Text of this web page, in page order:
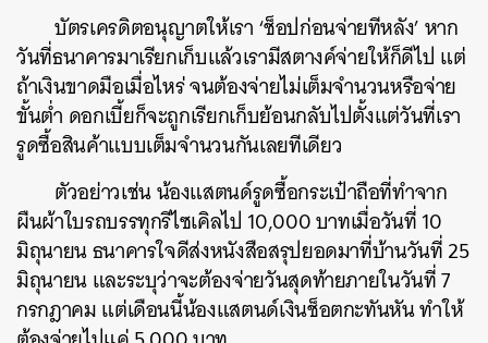
บัตรเครดิตอนุญาตให้เรา ‘ช็อปก่อนจ่ายทีหลัง’ หาก
วันที่ธนาคารมาเรียกเก็บแล้วเรามีสตางค์จ่ายให้ก็ดีไป แต่
ถ้าเงินขาดมือเมื่อไหร่ จนต้องจ่ายไม่เต็มจำนวนหรือจ่าย
ขั้นต่ำ ดอกเบี้ยก็จะถูกเรียกเก็บย้อนกลับไปตั้งแต่วันที่เรา
รูดซื้อสินค้าแบบเต็มจำนวนกันเลยทีเดียว
ตัวอย่าวเช่น น้องแสตนด์รูดซื้อกระเป๋าถือที่ทำจาก
ผืนผ้าใบรถบรรทุกรีไซเคิลไป 10,000 บาทเมื่อวันที่ 10
มิถุนายน ธนาคารใจดีส่งหนังสือสรุปยอดมาที่บ้านวันที่ 25
มิถุนายน และระบุว่าจะต้องจ่ายวันสุดท้ายภายในวันที่ 7
กรกฎาคม แต่เดือนนี้น้องแสตนด์เงินช็อตกะทันหัน ทำให้